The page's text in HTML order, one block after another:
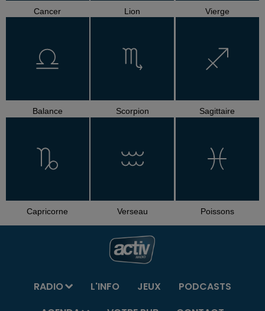
Cancer Lion Vierge
Balance Scorpion Sagittaire
Capricorne Verseau Poissons
RADIO L'INFO JEUX
PODCASTS